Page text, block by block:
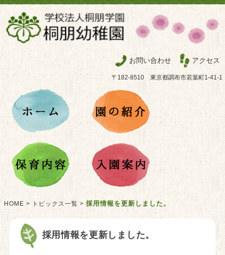
お問い合わせ アクセス
〒182-8510 東京都調布市若葉町1-41-1
HOME > トピックス一覧 > 採用情報を更新しました。
採用情報を更新しました。